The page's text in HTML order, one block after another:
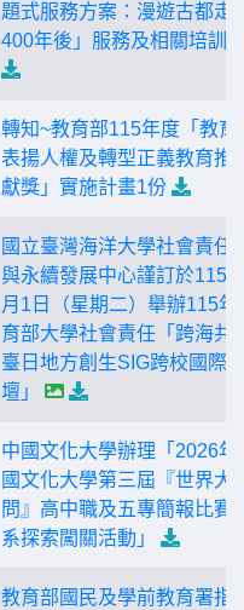
題式服務方案：漫遊古都走
400年後」服務及相關培訓
轉知~教育部115年度「教育
表揚人權及轉型正義教育推
獻獎」實施計畫1份
國立臺灣海洋大學社會責任
與永續發展中心謹訂於115
月1日（星期二）舉辦115年
育部大學社會責任「跨海共
臺日地方創生SIG跨校國際
壇」
中國文化大學辦理「2026年
國文化大學第三屆『世界大
問』高中職及五專簡報比賽
系探索闖關活動」
教育部國民及學前教育署指